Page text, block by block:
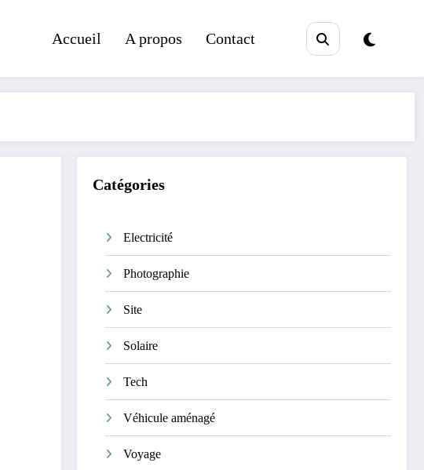
Accueil A propos Contact
Catégories
Electricité
Photographie
Site
Solaire
Tech
Véhicule aménagé
Voyage